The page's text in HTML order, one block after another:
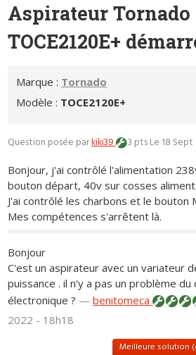
Aspirateur Tornado
TOCE2120E+
Marque : Tornado
Modèle : TOCE2120E+
Question posée parkiki39 3 ptsLe 18 Sept
Bonjour, j'ai contrôlé l'alimentation
bouton départ, 40v sur cosses
J'ai contrôlé les charbons et le bouton
Mes compétences s'arrêtent là.
Bonjour
C'est un aspirateur avec un variateur
puissance . il n'y a pas un problème
électronique ? —benitomeca
2022 - 18h18
Meilleure solution